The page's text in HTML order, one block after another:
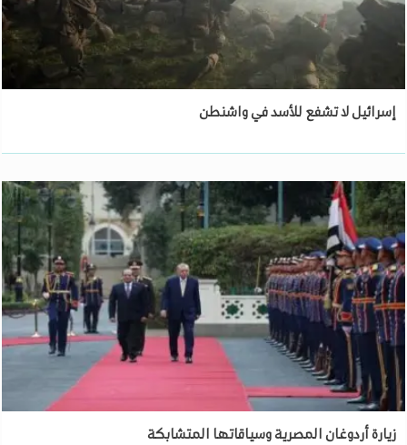
إسرائيل لا تشفع للأسد في واشنطن
زيارة أردوغان المصرية وسياقاتها المتشابكة